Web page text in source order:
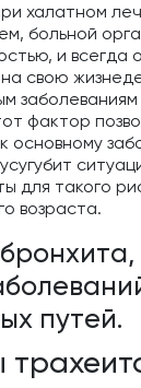
халатном
больной
и всегда
свою
фактор
основному
для такого
возраста.
путей.